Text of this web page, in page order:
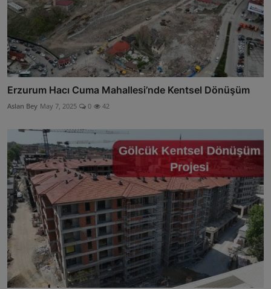
Erzurum Hacı Cuma Mahallesi’nde Kentsel Dönüşüm
Aslan Bey May 7, 2025 0 42